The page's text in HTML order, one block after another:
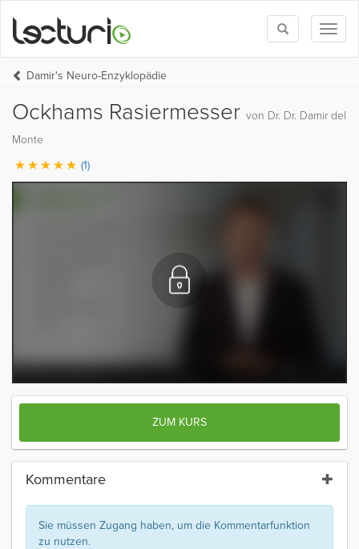
Toggle
search
Damir's Neuro-Enzyklopädie
Ockhams Rasiermesser von Dr. Dr. Damir del
Monte
(1)
ZUM KURS
Kommentare
Sie müssen Zugang haben, um die Kommentarfunktion
zu nutzen.